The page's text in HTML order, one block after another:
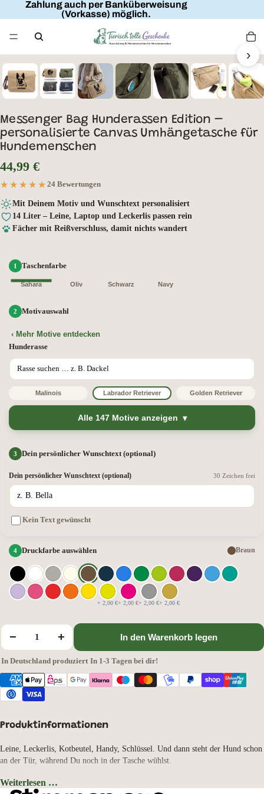
Zahlung auch per Banküberweisung
(Vorkasse) möglich.
Wunschtext ›
Messenger Bag Hunderassen Edition –
personalisierte Canvas Umhängetasche für
Hundemenschen
44,99 €
★★★★★
★★★★★ 24 Bewertungen
Mit Deinem Motiv und Wunschtext personalisiert
14 Liter – Leine, Laptop und Leckerlis passen rein
Fächer mit Reißverschluss, damit nichts wandert
Taschenfarbe
Sahara Oliv Schwarz Navy
Motivauswahl
‹ Mehr Motive entdecken
Hunderasse
Malinois Labrador Retriever Golden Retriever
Alle 147 Motive anzeigen
Dein persönlicher Wunschtext (optional)
Dein persönlicher Wunschtext (optional) 30 Zeichen frei
Kein Text gewünscht
Druckfarbe auswählen Braun
+ 2,00 €+ 2,00 €+ 2,00 €+ 2,00 €
− + In den Warenkorb legen
In Deutschland produziert In 1-3 Tagen bei dir!
Produktinformationen
Leine, Leckerlis, Kotbeutel, Handy, Schlüssel. Und dann steht der Hund schon
an der Tür, während Du noch in der Tasche wühlst.
Diese Canvas Messenger Bag räumt damit auf. 14 Liter, mehrere Fächer mit
Reißverschluss, zwei Beuteltaschen auf der Rückseite. Jedes Ding hat seinen
Weiterlesen …